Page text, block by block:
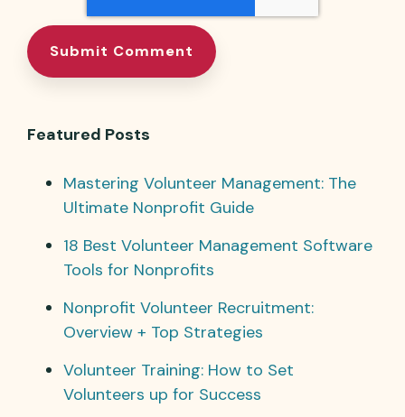
Featured Posts
Mastering Volunteer Management: The
Ultimate Nonprofit Guide
18 Best Volunteer Management Software
Tools for Nonprofits
Nonprofit Volunteer Recruitment:
Overview + Top Strategies
Volunteer Training: How to Set
Volunteers up for Success